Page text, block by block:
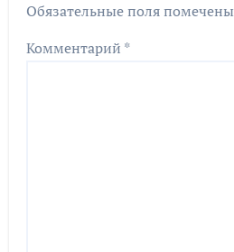
Обязательные поля помечены
Комментарий *